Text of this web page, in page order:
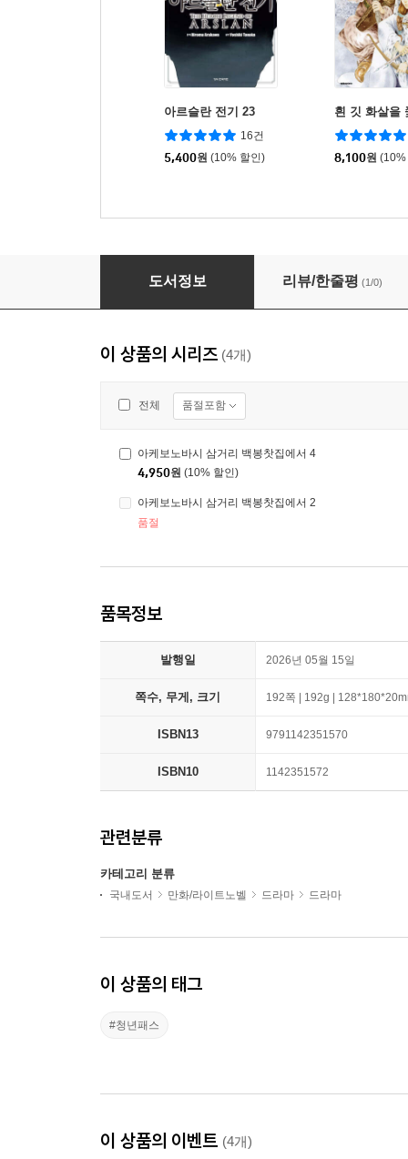
아르슬란 전기 23
16건
5,400원 (10% 할인)
흰 깃 화살을
8,100원 (10%
아케보노바시 삼거리 백봉찻집에서 4
도서정보 리뷰/한줄평 (1/0)
이 상품의 시리즈 (4개)
전체 품절포함
아케보노바시 삼거리 백봉찻집에서 4
4,950원 (10% 할인)
아케보노바시 삼거리 백봉찻집에서 2
품절
품목정보
발행일 2026년 05월 15일
쪽수, 무게, 크기 192쪽 | 192g |
ISBN13 9791142351570
ISBN10 1142351572
관련분류
카테고리 분류
국내도서 만화/라이트노벨 드라마 드라마
이 상품의 태그
#청년패스
이 상품의 이벤트 (4개)